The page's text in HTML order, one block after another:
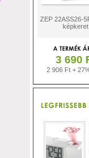
ZEP 22ASS26-
képkeret
3 690
2 906 Ft +